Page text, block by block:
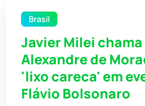
Brasil
Javier Milei chama
Alexandre de
'lixo careca' em
Flávio Bolsonaro